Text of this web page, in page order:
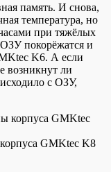
память. И снова,
температура, но
при тяжёлых
покорёжатся и
K6. А если
возникнут ли
с ОЗУ,
GMKtec K8